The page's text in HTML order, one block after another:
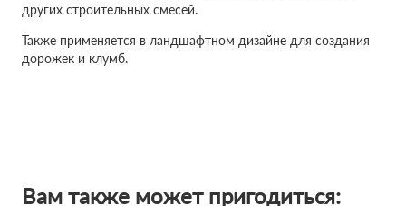
других строительных смесей.
Также применяется в ландшафтном дизайне для создания
дорожек и клумб.
Вам также может пригодиться: